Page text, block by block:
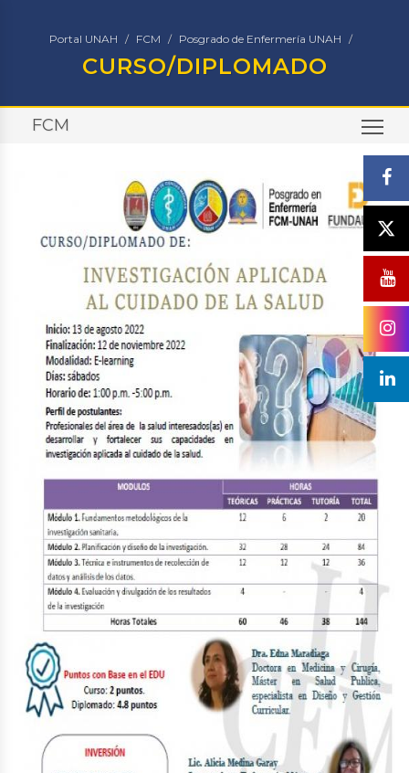
Portal UNAH FCM Posgrado de Enfermería UNAH
CURSO/DIPLOMADO
FCM